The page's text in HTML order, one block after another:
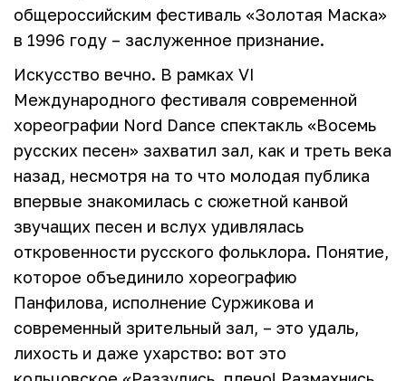
общероссийским фестиваль «Золотая Маска»
в 1996 году – заслуженное признание.
Искусство вечно. В рамках VI
Международного фестиваля современной
хореографии Nord Dance спектакль «Восемь
русских песен» захватил зал, как и треть века
назад, несмотря на то что молодая публика
впервые знакомилась с сюжетной канвой
звучащих песен и вслух удивлялась
откровенности русского фольклора. Понятие,
которое объединило хореографию
Панфилова, исполнение Суржикова и
современный зрительный зал, – это удаль,
лихость и даже ухарство: вот это